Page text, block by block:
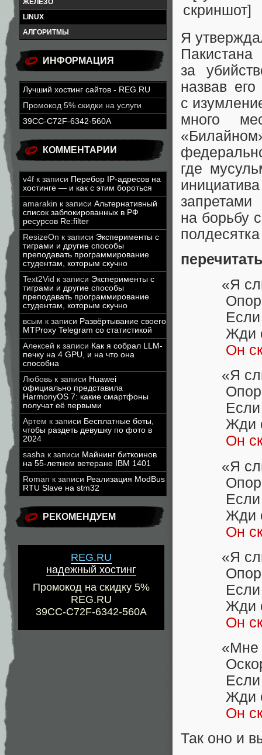
ЖЕЛЕЗО
LINUX
АЛГОРИТМЫ
ИНФОРМАЦИЯ
Лучший хостинг сайтов - REG.RU
Промокод 5% скидки на услуги
39CC-C72F-6342-560A
КОММЕНТАРИИ
v4f к записи Перебор IP-адресов на
хостинге — и как с этим бороться
amarakin к записи Альтернативный
список заблокированных в РФ
ресурсов Re:filter
ResizeOn к записи Эксперименты с
тиграми и другие способы
преподавать программирование
студентам, которым скучно
Text2Vid к записи Эксперименты с
тиграми и другие способы
преподавать программирование
студентам, которым скучно
всым к записи Развёртывание своего
MTProxy Telegram со статистикой
Алексей к записи Как я собрал LLM-
печку на 4 GPU, и на что она
способна
Любовь к записи Huawei
официально представила
HarmonyOS 7: какие смартфоны
получат её первыми
Артем к записи Бесплатные боты,
чтобы раздеть девушку по фото в
2024
sasha к записи Майнинг биткоинов
на 55-летнем ветеране IBM 1401
Roman к записи Реализация ModBus
RTU Slave на stm32
РЕКОМЕНДУЕМ
REG.RU
надежный хостинг
Промокод на скидку 5%
REG.RU
39CC-C72F-6342-560A
Я
за
назвав
с
много
где
на борьбу
«Я
Если
Жди
Он
«Я
Если
Жди
Он
«Я
Если
Жди
Он
«Я
Если
Жди
Он
«Мне
Если
Жди
Он
Так оно и